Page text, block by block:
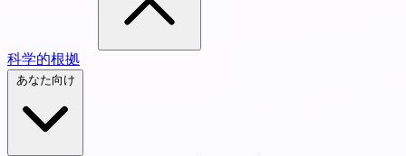
科学的根拠
あなた向け